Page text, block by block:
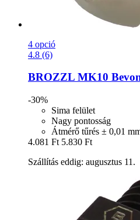
4 opció
4.8 (6)
BROZZL MK10
-30%
Sima felület
Nagy pontosság
Átmérő tűrés ± 0,01
4.081 Ft 5.830 Ft
Szállítás eddig: augusztus 11.